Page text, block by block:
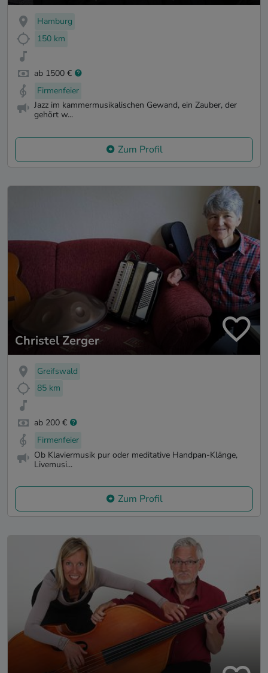
Hamburg
150 km
ab 1500 €
Firmenfeier
Jazz im kammermusikalischen Gewand, ein Zauber, der
gehört w...
Zum Profil
Christel Zerger
Greifswald
85 km
ab 200 €
Firmenfeier
Ob Klaviermusik pur oder meditative Handpan-Klänge,
Livemusi...
Zum Profil